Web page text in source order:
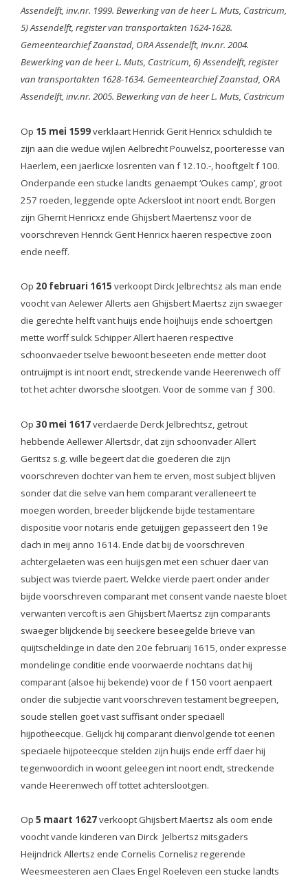
Assendelft, inv.nr. 1999. Bewerking van de heer L. Muts, Castricum,
5) Assendelft, register van transportakten 1624-1628.
Gemeentearchief Zaanstad, ORA Assendelft, inv.nr. 2004.
Bewerking van de heer L. Muts, Castricum, 6) Assendelft, register
van transportakten 1628-1634. Gemeentearchief Zaanstad, ORA
Assendelft, inv.nr. 2005. Bewerking van de heer L. Muts, Castricum
Op 15 mei 1599verklaart Henrick Gerit Henricx schuldich te
zijn aan die wedue wijlen Aelbrecht Pouwelsz, poorteresse van
Haerlem, een jaerlicxe losrenten van f 12.10.-, hooftgelt f 100.
Onderpande een stucke landts genaempt ‘Oukes camp’, groot
257 roeden, leggende opte Ackersloot int noort endt. Borgen
zijn Gherrit Henricxz ende Ghijsbert Maertensz voor de
voorschreven Henrick Gerit Henricx haeren respective zoon
ende neeff.
Op 20 februari 1615 verkoopt Dirck Jelbrechtsz als man ende
voocht van Aelewer Allerts aen Ghijsbert Maertsz zijn swaeger
die gerechte helft vant huijs ende hoijhuijs ende schoertgen
mette worff sulck Schipper Allert haeren respective
schoonvaeder tselve bewoont beseeten ende metter doot
ontruijmpt is int noort endt, streckende vande Heerenwech off
tot het achter dworsche slootgen. Voor de somme van ƒ 300.
Op 30 mei 1617verclaerde Derck Jelbrechtsz, getrout
hebbende Aellewer Allertsdr, dat zijn schoonvader Allert
Geritsz s.g. wille begeert dat die goederen die zijn
voorschreven dochter van hem te erven, most subject blijven
sonder dat die selve van hem comparant veralleneert te
moegen worden, breeder blijckende bijde testamentare
dispositie voor notaris ende getuijgen gepasseert den 19e
dach in meij anno 1614. Ende dat bij de voorschreven
achtergelaeten was een huijsgen met een schuer daer van
subject was tvierde paert. Welcke vierde paert onder ander
bijde voorschreven comparant met consent vande naeste bloet
verwanten vercoft is aen Ghijsbert Maertsz zijn comparants
swaeger blijckende bij seeckere beseegelde brieve van
quijtscheldinge in date den 20e februarij 1615, onder expresse
mondelinge conditie ende voorwaerde nochtans dat hij
comparant (alsoe hij bekende) voor de f 150 voort aenpaert
onder die subjectie vant voorschreven testament begreepen,
soude stellen goet vast suffisant onder speciaell
hijpotheecque. Gelijck hij comparant dienvolgende tot eenen
speciaele hijpoteecque stelden zijn huijs ende erff daer hij
tegenwoordich in woont geleegen int noort endt, streckende
vande Heerenwech off tottet achterslootgen.
Op 5 maart 1627verkoopt Ghijsbert Maertsz als oom ende
voocht vande kinderen van Dirck Jelbertsz mitsgaders
Heijndrick Allertsz ende Cornelis Cornelisz regerende
Weesmeesteren aen Claes Engel Roeleven een stucke landts